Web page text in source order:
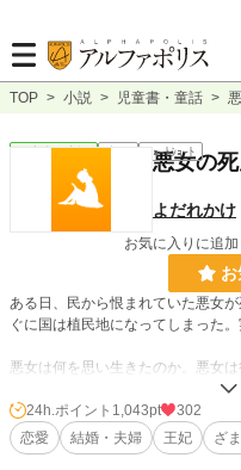
TOP > 小説 > 児童書・童話 >
児童書・童話 完結 ｼｮｰﾄｼｮｰﾄ
悪女の
よだれかけ
お気に入りに追
ある日、民から恨まれていた悪女
ぐに国は植民地になってしまった
悪女は何を思い生きたのか。悪女
2話完結 1/14に2話の内容を増やしま
24h.ポイント 1,043pt
302
恋愛
結婚・夫婦 王妃 ざ